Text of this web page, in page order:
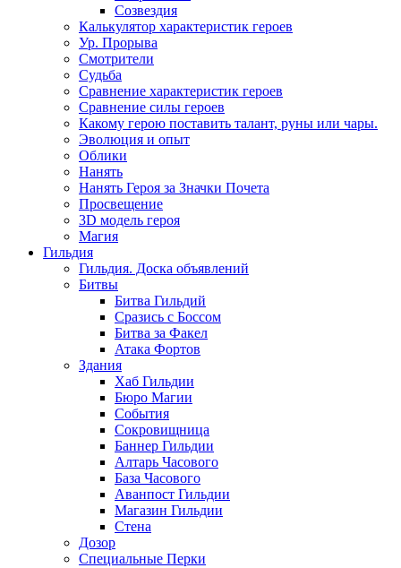
Созвездия
Калькулятор характеристик героев
Ур. Прорыва
Смотрители
Судьба
Сравнение характеристик героев
Сравнение силы героев
Какому герою поставить талант, руны или чары.
Эволюция и опыт
Облики
Нанять
Нанять Героя за Значки Почета
Просвещение
3D модель героя
Магия
Гильдия
Гильдия. Доска объявлений
Битвы
Битва Гильдий
Сразись с Боссом
Битва за Факел
Атака Фортов
Здания
Хаб Гильдии
Бюро Магии
События
Сокровищница
Баннер Гильдии
Алтарь Часового
База Часового
Аванпост Гильдии
Магазин Гильдии
Стена
Дозор
Специальные Перки